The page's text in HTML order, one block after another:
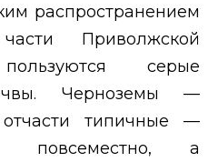
распространением
Приволжской
серые
Черноземы —
типичные —
повсеместно, а